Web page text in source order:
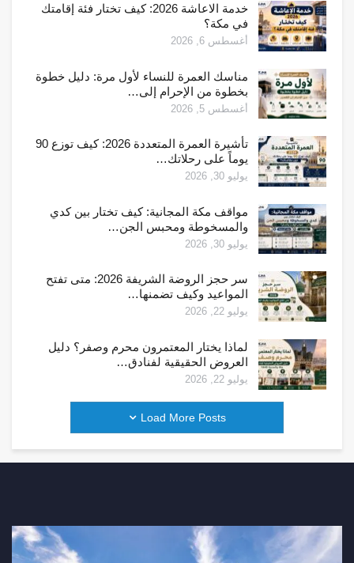
خدمة الاعاشة 2026: كيف تختار فئة إقامتك
في مكة؟
أغسطس 6, 2026
مناسك العمرة للنساء لأول مرة: دليل خطوة
بخطوة من الإحرام إلى…
أغسطس 5, 2026
تأشيرة العمرة المتعددة 2026: كيف توزع 90
يوماً على رحلاتك…
يوليو 30, 2026
مواقف مكة المجانية: كيف تختار بين كدي
والمسخوطة ومحبس الجن…
يوليو 30, 2026
سر حجز الروضة الشريفة 2026: متى تفتح
المواعيد وكيف تضمنها…
يوليو 22, 2026
لماذا يختار المعتمرون محرم وصفر؟ دليل
العروض الحقيقية لفنادق…
يوليو 22, 2026
Load More Posts